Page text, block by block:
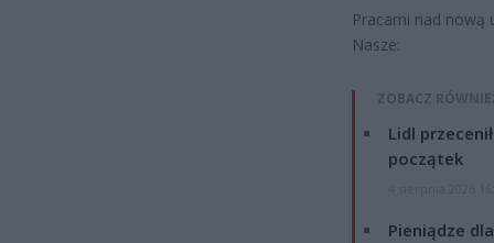
Pracami nad nową
Nasze:
ZOBACZ
Lidl
początek
Pieniądze